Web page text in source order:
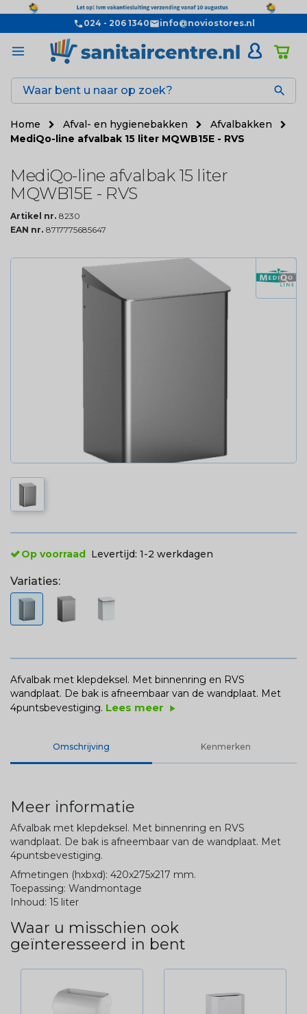
024 - 206 1340 info@noviostores.nl

Home Afval- en hygienebakken
Afvalbakken
MediQo-line afvalbak 15 liter MQWB15E - RVS
MediQo-line afvalbak 15 liter
MQWB15E - RVS
Artikel nr. 8230
EAN nr. 8717775685647
Op voorraad Levertijd: 1-2 werkdagen
Variaties:
Afvalbak met klepdeksel. Met binnenring en RVS
wandplaat. De bak is afneembaar van de wandplaat. Met
4puntsbevestiging. Lees meer play_arrow
Omschrijving Kenmerken
Meer informatie
Afvalbak met klepdeksel. Met binnenring en RVS
wandplaat. De bak is afneembaar van de wandplaat. Met
4puntsbevestiging.
Afmetingen (hxbxd): 420x275x217 mm.
Toepassing: Wandmontage
Inhoud: 15 liter
Waar u misschien ook
geïnteresseerd in bent